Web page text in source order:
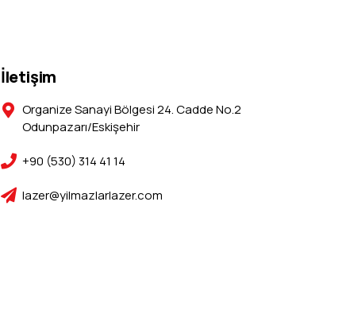
İletişim
Organize Sanayi Bölgesi 24. Cadde No.2
Odunpazarı/Eskişehir
+90 (530) 314 41 14
lazer@yilmazlarlazer.com